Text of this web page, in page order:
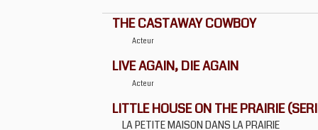
THE CASTAWAY COWBOY
Acteur
LIVE AGAIN, DIE AGAIN
Acteur
LITTLE HOUSE ON THE PRAIRIE
LA PETITE MAISON DANS LA PRAIRIE